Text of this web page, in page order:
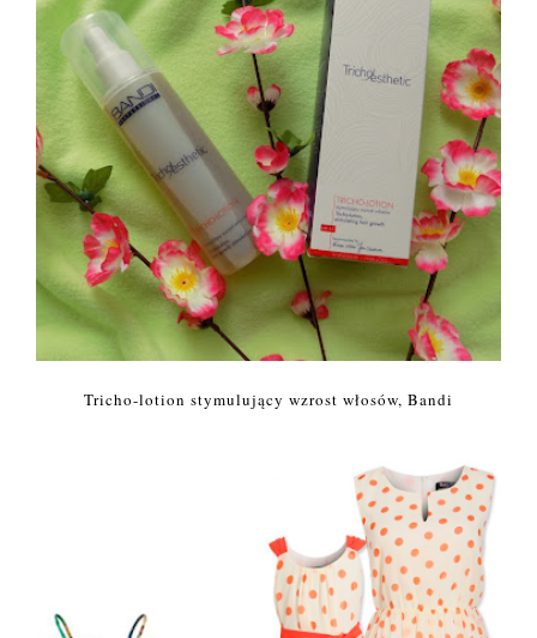
Tricho-lotion stymulujący wzrost włosów, Bandi